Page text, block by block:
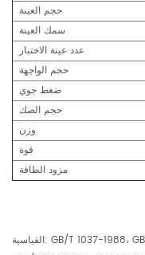
حجم العينة
سمك العينة
عدد عينة الاختبار
حجم الواجهة
ضغط جوي
حجم الصك
وزن
قوة
مزود الطاقة
القياسية: GB/T 1037-1988، GB/T 16928-1997، YBB00092003-2015، ASTM